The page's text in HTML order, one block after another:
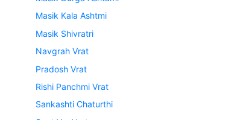
Masik Kala Ashtmi
Masik Shivratri
Navgrah Vrat
Pradosh Vrat
Rishi Panchmi Vrat
Sankashti Chaturthi